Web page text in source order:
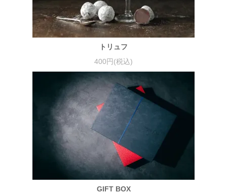
トリュフ
400円(税込)
GIFT BOX